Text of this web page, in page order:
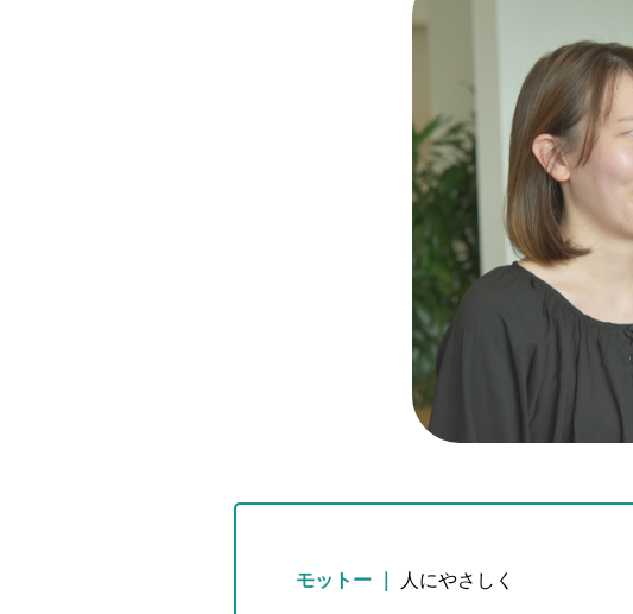
モットー 人にやさしく